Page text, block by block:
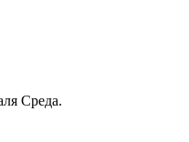
Среда.